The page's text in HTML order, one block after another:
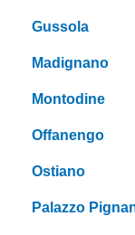
Gussola
Madignano
Montodine
Offanengo
Ostiano
Palazzo